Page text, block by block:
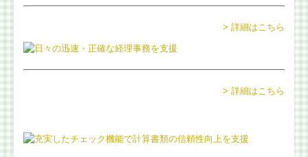
> 詳細はこちら
> 詳細はこちら